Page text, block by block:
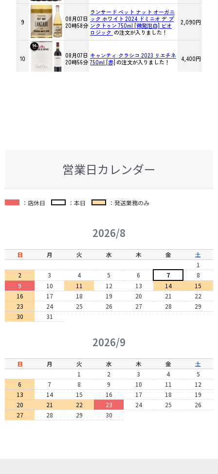
営業日カレンダー
：店休日 ：本日 ：発送業務のみ
2026/8
日 月 火 水 木 金
土
1
2
3 4 5 6 7
8
9
10 11 12 13 14
15
16
17 18 19 20 21
22
23
24 25 26 27 28
29
30
31
2026/9
日 月 火 水 木 金
土
1
2 3 4
5
6
7 8 9 10 11
12
13
14 15 16 17 18
19
20
21 22 23 24 25
26
27
28 29 30